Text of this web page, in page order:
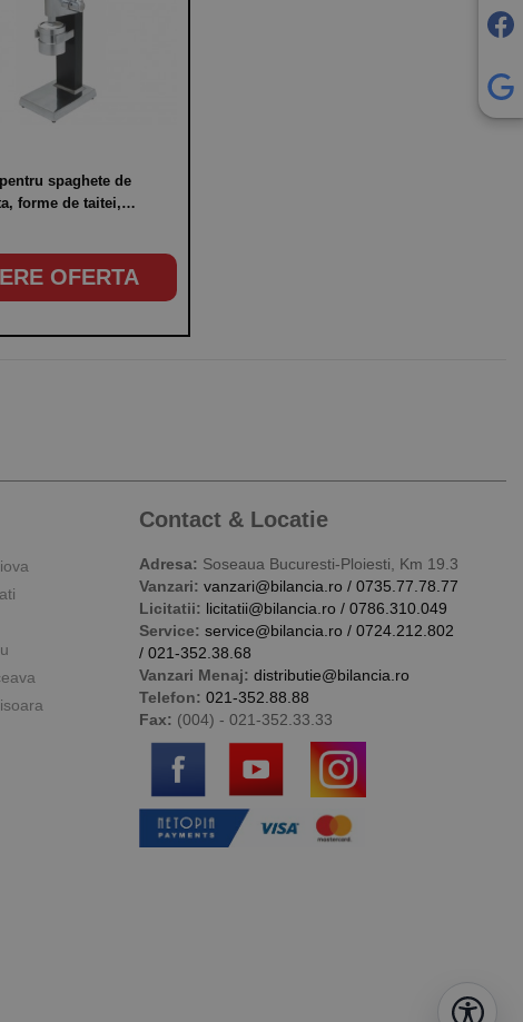
spaghete de
forme de taitei,
OFERTA
Contact & Locatie
Adresa: Soseaua Bucuresti-Ploiesti, Km 19.3
Vanzari:vanzari@bilancia.ro / 0735.77.78.77
Licitatii: licitatii@bilancia.ro /0786.310.049
Service:service@bilancia.ro /0724.212.802
/021-352.38.68
Vanzari Menaj: distributie@bilancia.ro
Telefon:021-352.88.88
Fax: (004) - 021-352.33.33